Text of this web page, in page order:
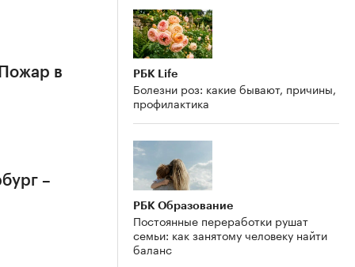
в
–
РБК Life
Болезни роз: какие бывают, причины,
профилактика
РБК Образование
Постоянные переработки рушат
семьи: как занятому человеку найти
баланс